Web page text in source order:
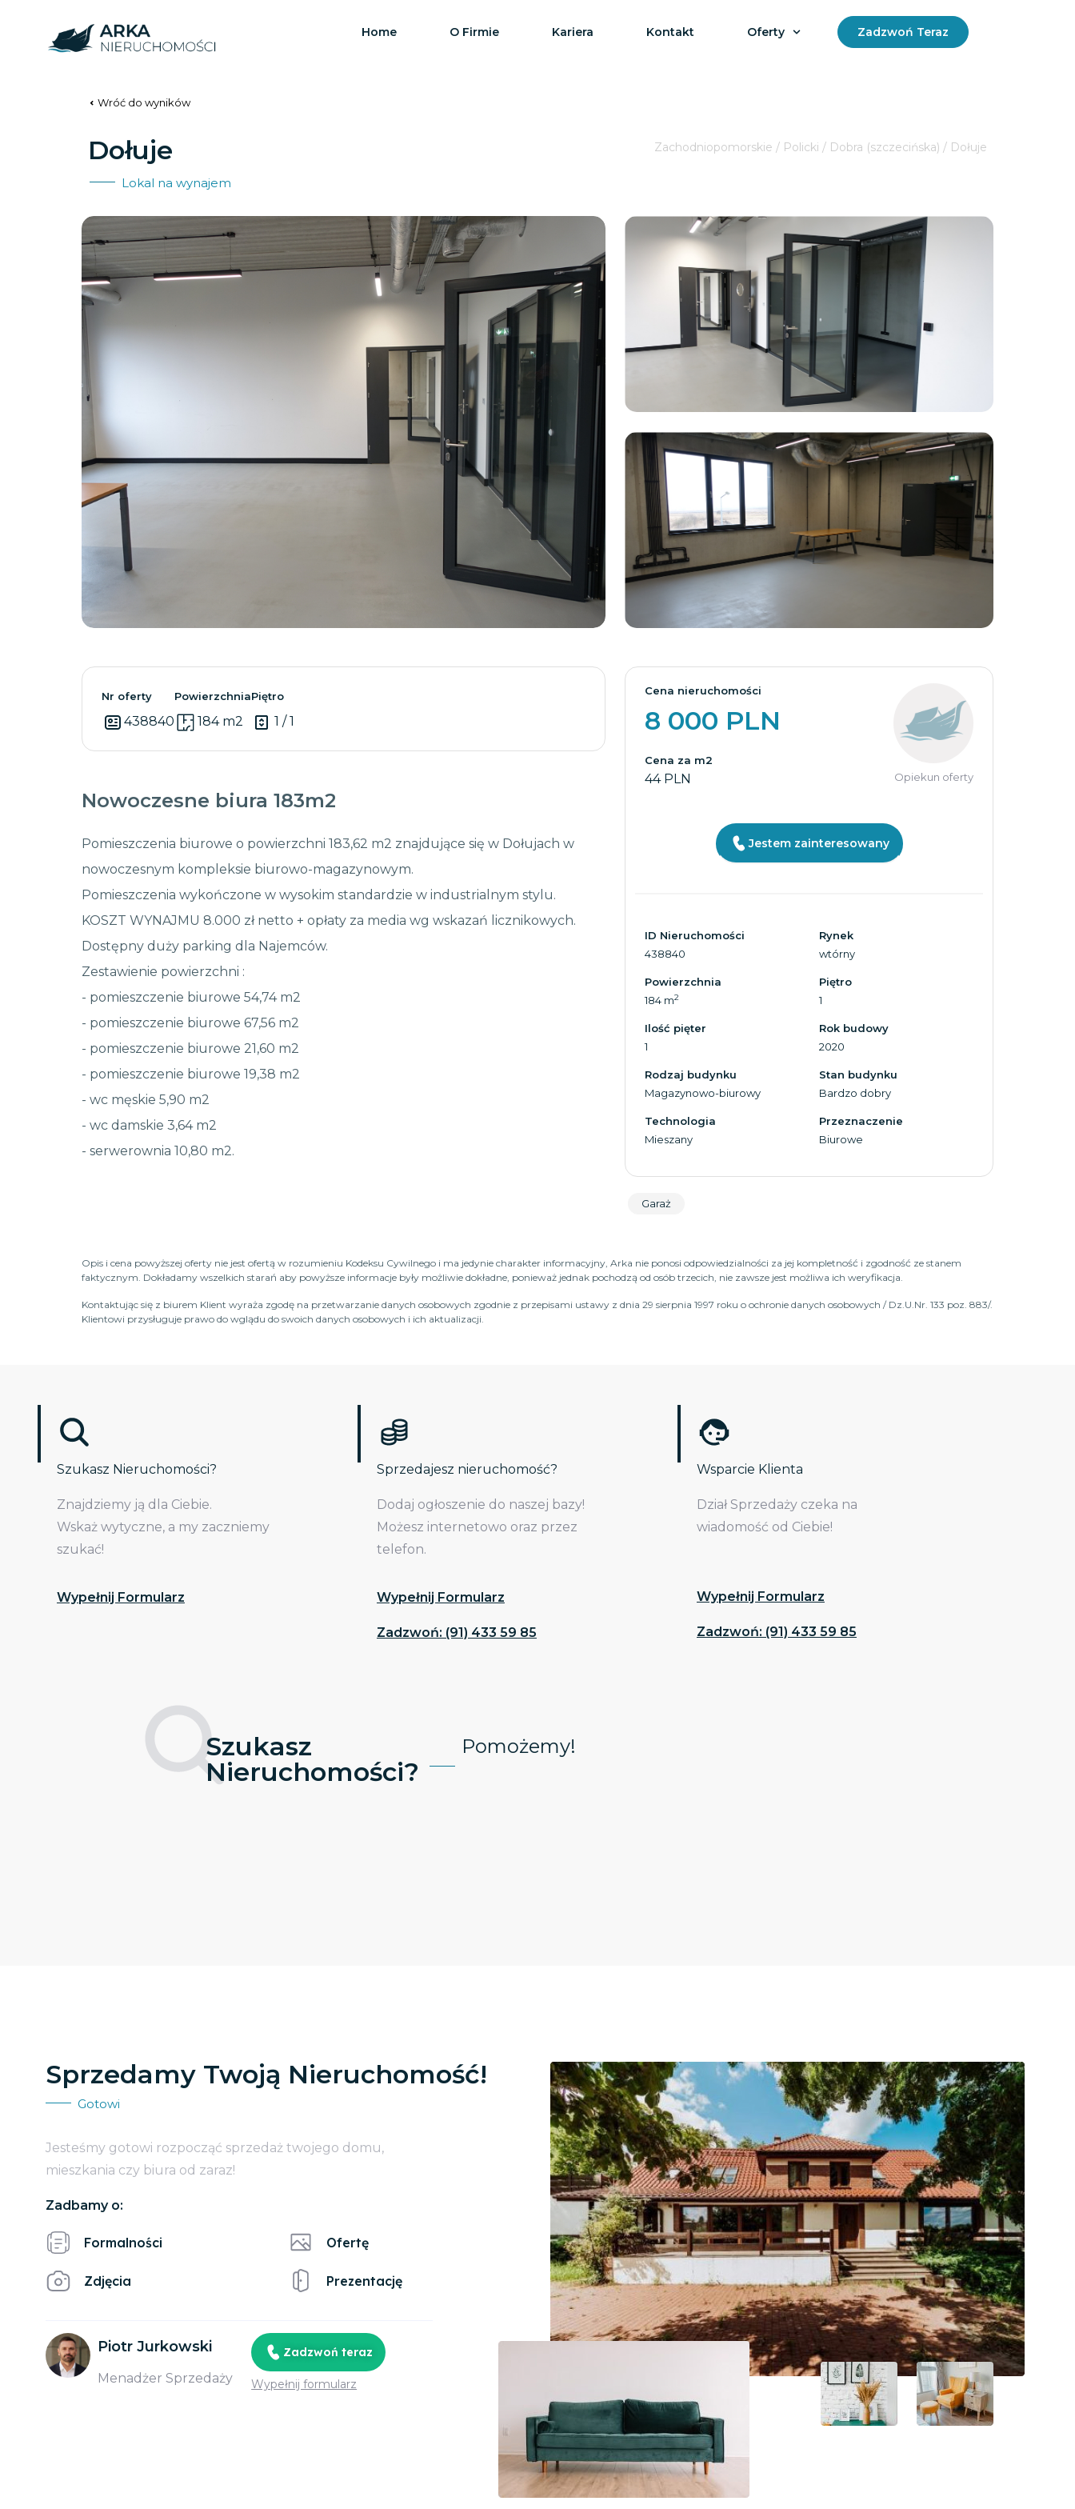
Home O Firmie Kariera Kontakt Oferty Zadzwoń Teraz
Wróć do wyników
Dołuje
Lokal na wynajem
Zachodniopomorskie / Policki / Dobra (szczecińska) / Dołuje
Nr oferty
438840
Powierzchnia
184 m2
Piętro
1 / 1
Nowoczesne biura 183m2
Pomieszczenia biurowe o powierzchni 183,62 m2 znajdujące się w Dołujach w
nowoczesnym kompleksie biurowo-magazynowym.
Pomieszczenia wykończone w wysokim standardzie w industrialnym stylu.
KOSZT WYNAJMU 8.000 zł netto + opłaty za media wg wskazań licznikowych.
Dostępny duży parking dla Najemców.
Zestawienie powierzchni :
- pomieszczenie biurowe 54,74 m2
- pomieszczenie biurowe 67,56 m2
- pomieszczenie biurowe 21,60 m2
- pomieszczenie biurowe 19,38 m2
- wc męskie 5,90 m2
- wc damskie 3,64 m2
- serwerownia 10,80 m2.
Cena nieruchomości
8 000 PLN
Cena za m2
44 PLN Opiekun oferty
Jestem zainteresowany
ID Nieruchomości
438840
Rynek
wtórny
Powierzchnia
184 m2
Piętro
1
Ilość pięter
1
Rok budowy
2020
Rodzaj budynku
Magazynowo-biurowy
Stan budynku
Bardzo dobry
Technologia
Mieszany
Przeznaczenie
Biurowe
Garaż
Opis i cena powyższej oferty nie jest ofertą w rozumieniu Kodeksu Cywilnego i ma jedynie charakter informacyjny, Arka nie ponosi odpowiedzialności za jej kompletność i zgodność ze stanem
faktycznym. Dokładamy wszelkich starań aby powyższe informacje były możliwie dokładne, ponieważ jednak pochodzą od osób trzecich, nie zawsze jest możliwa ich weryfikacja.
Kontaktując się z biurem Klient wyraża zgodę na przetwarzanie danych osobowych zgodnie z przepisami ustawy z dnia 29 sierpnia 1997 roku o ochronie danych osobowych / Dz.U.Nr. 133 poz. 883/.
Klientowi przysługuje prawo do wglądu do swoich danych osobowych i ich aktualizacji.
Szukasz Nieruchomości?
Znajdziemy ją dla Ciebie.
Wskaż wytyczne, a my zaczniemy
szukać!
Wypełnij Formularz
Sprzedajesz nieruchomość?
Dodaj ogłoszenie do naszej bazy!
Możesz internetowo oraz przez
telefon.
Wypełnij Formularz
Zadzwoń: (91) 433 59 85
Wsparcie Klienta
Dział Sprzedaży czeka na
wiadomość od Ciebie!
Wypełnij Formularz
Zadzwoń: (91) 433 59 85
Szukasz
Nieruchomości?
Pomożemy!
Sprzedamy Twoją Nieruchomość!
Gotowi
Jesteśmy gotowi rozpocząć sprzedaż twojego domu,
mieszkania czy biura od zaraz!
Zadbamy o:
Formalności
Zdjęcia
Ofertę
Prezentację
Piotr Jurkowski
Menadżer Sprzedaży
Zadzwoń teraz
Wypełnij formularz